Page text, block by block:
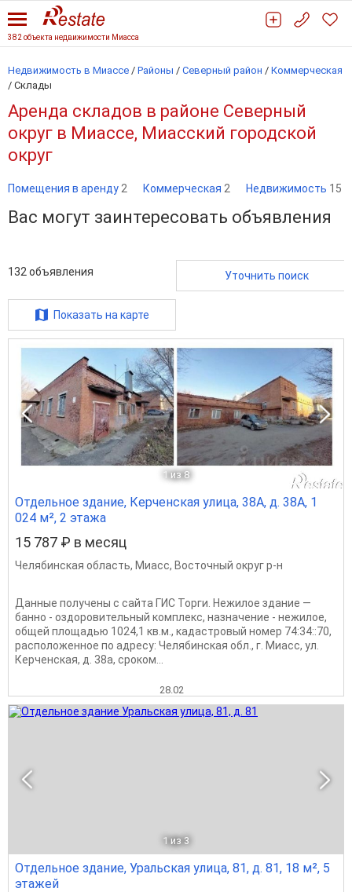
382 объекта недвижимости Миасса
Недвижимость в Миассе / Районы / Северный район / Коммерческая
/ Склады
Аренда складов в районе Северный
округ в Миассе, Миасский городской
округ
Помещения в аренду 2 Коммерческая 2 Недвижимость 15
Вас могут заинтересовать объявления
132 объявления Уточнить поиск
Показать на карте
1 из 8
Отдельное здание, Керченская улица, 38А, д. 38А, 1
024 м², 2 этажа
15 787 ₽ в месяц
Челябинская область, Миасс, Восточный округ р-н
Данные получены с сайта ГИС Торги. Нежилое здание —
банно - оздоровительный комплекс, назначение - нежилое,
общей площадью 1024,1 кв.м., кадастровый номер 74:34::70,
расположенное по адресу: Челябинская обл., г. Миасс, ул.
Керченская, д. 38а, сроком...
28.02
1 из 3
Отдельное здание, Уральская улица, 81, д. 81, 18 м², 5
этажей